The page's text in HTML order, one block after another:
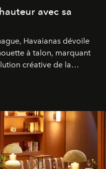
avec sa
Havaianas dévoile
à talon, marquant
créative de la